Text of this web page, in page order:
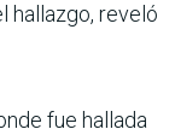
hallazgo, reveló
fue hallada